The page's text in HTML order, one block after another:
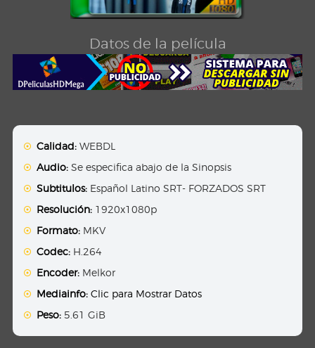
Datos de la película
Calidad: WEBDL
Audio: Se especifica abajo de la Sinopsis
Subtitulos: Español Latino SRT- FORZADOS SRT
Resolución: 1920x1080p
Formato: MKV
Codec: H.264
Encoder: Melkor
Mediainfo: Clic para Mostrar Datos
Peso: 5.61 GiB